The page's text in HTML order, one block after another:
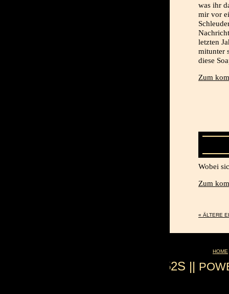
was ihr
mir vor
letzten
mitunter
diese
Zum
Wobei
Zum
« ÄLTERE
HOME
0.052S ||